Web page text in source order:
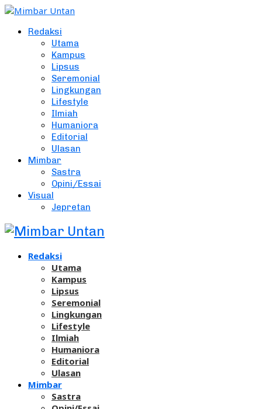
Redaksi
Utama
Kampus
Lipsus
Seremonial
Lingkungan
Lifestyle
Ilmiah
Humaniora
Editorial
Ulasan
Mimbar
Sastra
Opini/Essai
Visual
Jepretan
Redaksi
Utama
Kampus
Lipsus
Seremonial
Lingkungan
Lifestyle
Ilmiah
Humaniora
Editorial
Ulasan
Mimbar
Sastra